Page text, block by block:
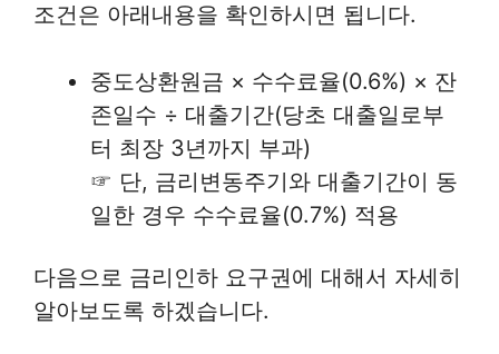
조건은 아래내용을 확인하시면 됩니다.
중도상환원금 × 수수료율(0.6%) × 잔
존일수 ÷ 대출기간(당초 대출일로부
터 최장 3년까지 부과)
☞ 단, 금리변동주기와 대출기간이 동
일한 경우 수수료율(0.7%) 적용
다음으로 금리인하 요구권에 대해서 자세히
알아보도록 하겠습니다.